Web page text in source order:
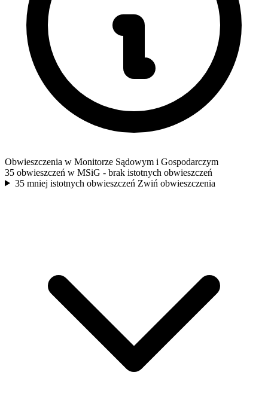
Obwieszczenia w Monitorze Sądowym i Gospodarczym
35 obwieszczeń w MSiG - brak istotnych obwieszczeń
35 mniej istotnych obwieszczeń Zwiń obwieszczenia